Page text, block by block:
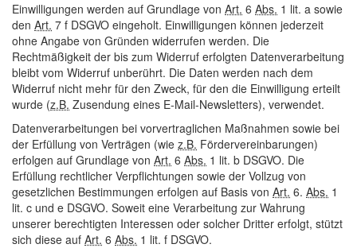
Einwilligungen werden auf Grundlage von Art. 6 Abs. 1 lit. a sowie
den Art. 7 f DSGVO eingeholt. Einwilligungen können jederzeit
ohne Angabe von Gründen widerrufen werden. Die
Rechtmäßigkeit der bis zum Widerruf erfolgten Datenverarbeitung
bleibt vom Widerruf unberührt. Die Daten werden nach dem
Widerruf nicht mehr für den Zweck, für den die Einwilligung erteilt
wurde (z.B. Zusendung eines E-Mail-Newsletters), verwendet.
Datenverarbeitungen bei vorvertraglichen Maßnahmen sowie bei
der Erfüllung von Verträgen (wie z.B. Fördervereinbarungen)
erfolgen auf Grundlage von Art. 6 Abs. 1 lit. b DSGVO. Die
Erfüllung rechtlicher Verpflichtungen sowie der Vollzug von
gesetzlichen Bestimmungen erfolgen auf Basis von Art. 6. Abs. 1
lit. c und e DSGVO. Soweit eine Verarbeitung zur Wahrung
unserer berechtigten Interessen oder solcher Dritter erfolgt, stützt
sich diese auf Art. 6 Abs. 1 lit. f DSGVO.